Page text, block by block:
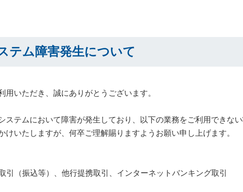
テム障害発生について
用いただき、誠にありがとうございます。
ステムにおいて障害が発生しており、以下の業務をご利用できな
けいたしますが、何卒ご理解賜りますようお願い申し上げます。
引（振込等）、他行提携取引、インターネットバンキング取引